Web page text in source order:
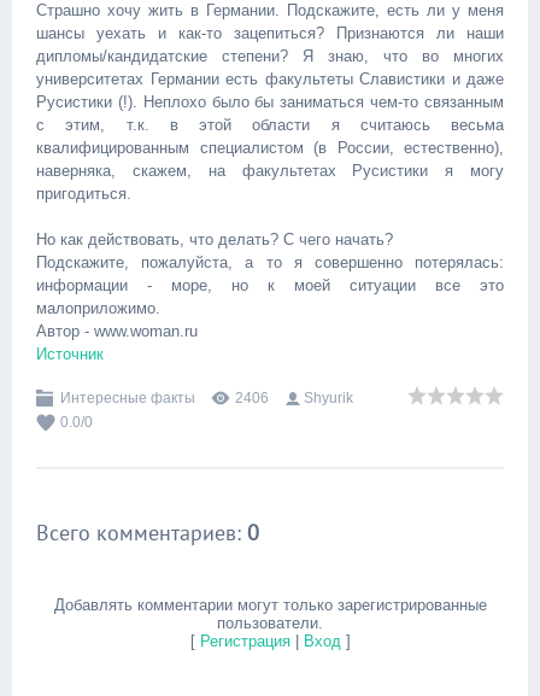
Страшно хочу жить в Германии. Подскажите, есть ли у меня
шансы уехать и как-то зацепиться? Признаются ли наши
дипломы/кандидатские степени? Я знаю, что во многих
университетах Германии есть факультеты Славистики и даже
Русистики (!). Неплохо было бы заниматься чем-то связанным
с этим, т.к. в этой области я считаюсь весьма
квалифицированным специалистом (в России, естественно),
наверняка, скажем, на факультетах Русистики я могу
пригодиться.
Но как действовать, что делать? С чего начать?
Подскажите, пожалуйста, а то я совершенно потерялась:
информации - море, но к моей ситуации все это
малоприложимо.
Автор - www.woman.ru
Источник
Интересные факты 2406
Shyurik
0.0/0
Всего комментариев: 0
Добавлять комментарии могут только зарегистрированные
пользователи.
[ Регистрация| Вход]